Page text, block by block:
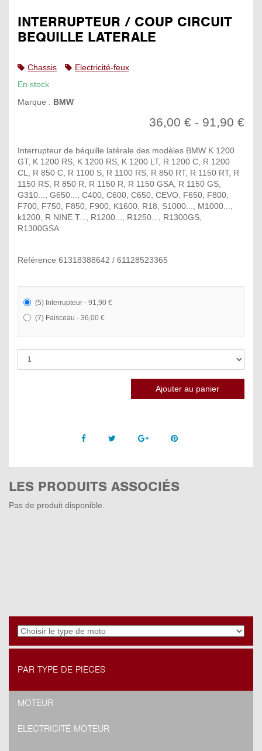
INTERRUPTEUR / COUP CIRCUIT
BEQUILLE LATERALE
Chassis
Electricité-feux
En stock
Marque : BMW
36,00 € - 91,90 €
Interrupteur de béquille latérale des modèles BMW K 1200
GT, K 1200 RS, K 1200 RS, K 1200 LT, R 1200 C, R 1200
CL, R 850 C, R 1100 S, R 1100 RS, R 850 RT, R 1150 RT, R
1150 RS, R 850 R, R 1150 R, R 1150 GSA, R 1150 GS,
G310..., G650..., C400, C600, C650, CEVO, F650, F800,
F700, F750, F850, F900, K1600, R18, S1000..., M1000...,
k1200, R NINE T..., R1200..., R1250..., R1300GS,
R1300GSA
Référence 61318388642 / 61128523365
(5) Interrupteur - 91,90 €
(7) Faisceau - 36,00 €
Facebook Twitter Google +Pinterest
LES PRODUITS ASSOCIÉS
Pas de produit disponible.
PAR TYPE DE PIÈCES
MOTEUR
ELECTRICITÉ MOTEUR